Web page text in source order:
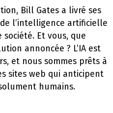
Bill Gates a livré ses
l’intelligence artificielle
Et vous, que
annoncée ? L’IA est
et nous sommes prêts à
sites web qui anticipent
humains.